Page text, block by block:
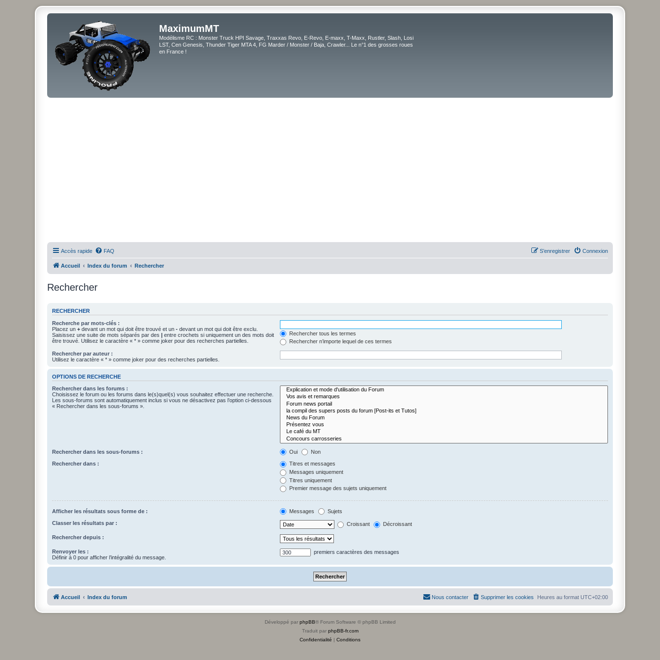
MaximumMT
Modélisme RC : Monster Truck HPI Savage, Traxxas Revo, E-Revo, E-maxx, T-Maxx, Rustler, Slash, Losi
LST, Cen Genesis, Thunder Tiger MTA 4, FG Marder / Monster / Baja, Crawler... Le n°1 des grosses roues
en France !
Accès rapide FAQ Connexion
S’enregistrer
Accueil Index du forum Rechercher
Rechercher
RECHERCHER
Recherche par mots-clés :
Placez un + devant un mot qui doit être trouvé et un - devant un mot qui doit être exclu.
Saisissez une suite de mots séparés par des | entre crochets si uniquement un des mots doit
être trouvé. Utilisez le caractère « * » comme joker pour des recherches partielles.
Rechercher tous les termes
Rechercher n’importe lequel de ces termes
Rechercher par auteur :
Utilisez le caractère « * » comme joker pour des recherches partielles.
OPTIONS DE RECHERCHE
Rechercher dans les forums :
Choisissez le forum ou les forums dans le(s)quel(s) vous souhaitez effectuer une recherche.
Les sous-forums sont automatiquement inclus si vous ne désactivez pas l’option ci-dessous
« Rechercher dans les sous-forums ».
Rechercher dans les sous-forums : Oui Non
Rechercher dans :
Titres et messages
Messages uniquement
Titres uniquement
Premier message des sujets uniquement
Afficher les résultats sous forme de : Messages Sujets
Classer les résultats par : Croissant Décroissant
Rechercher depuis :
Renvoyer les :
Définir à 0 pour afficher l’intégralité du message.
premiers caractères des messages
Accueil Index du forum Heures au format UTC+02:00
Supprimer les cookies
Nous contacter
Développé par phpBB® Forum Software © phpBB Limited
Traduit par phpBB-fr.com
Confidentialité
Conditions